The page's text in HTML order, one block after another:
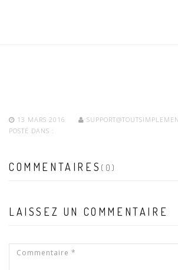
13 MARS 2016
POSTÉ DANS :
COMMENTAIRES (0)
LAISSEZ UN COMMENTAIRE